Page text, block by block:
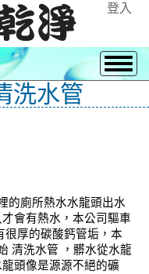
登入
洗水管
的廁所熱水水龍頭出水
會有熱水，本公司驅車
很厚的碳酸鈣管垢，本
清洗水管 ，髒水從水龍
頭像是源源不絕的礦